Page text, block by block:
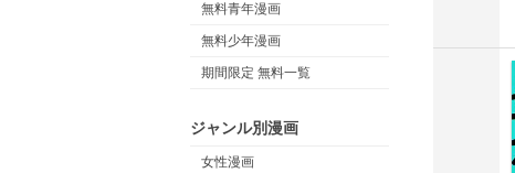
無料青年漫画
無料少年漫画
期間限定 無料一覧
ジャンル別漫画
女性漫画